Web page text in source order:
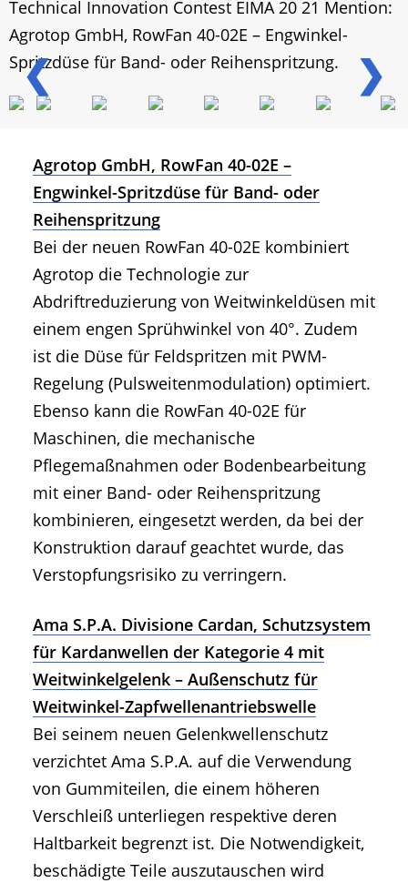
❮ ❯
Technical Innovation Contest EIMA 20 21 Mention:
Agrotop GmbH, RowFan 40-02E – Engwinkel-
Spritzdüse für Band- oder Reihenspritzung.
Agrotop GmbH, RowFan 40-02E –
Engwinkel-Spritzdüse für Band- oder
Reihenspritzung
Bei der neuen RowFan 40-02E kombiniert
Agrotop die Technologie zur
Abdriftreduzierung von Weitwinkeldüsen mit
einem engen Sprühwinkel von 40°. Zudem
ist die Düse für Feldspritzen mit PWM-
Regelung (Pulsweitenmodulation) optimiert.
Ebenso kann die RowFan 40-02E für
Maschinen, die mechanische
Pflegemaßnahmen oder Bodenbearbeitung
mit einer Band- oder Reihenspritzung
kombinieren, eingesetzt werden, da bei der
Konstruktion darauf geachtet wurde, das
Verstopfungsrisiko zu verringern.
Ama S.P.A. Divisione Cardan, Schutzsystem
für Kardanwellen der Kategorie 4 mit
Weitwinkelgelenk – Außenschutz für
Weitwinkel-Zapfwellenantriebswelle
Bei seinem neuen Gelenkwellenschutz
verzichtet Ama S.P.A. auf die Verwendung
von Gummiteilen, die einem höheren
Verschleiß unterliegen respektive deren
Haltbarkeit begrenzt ist. Die Notwendigkeit,
beschädigte Teile auszutauschen wird